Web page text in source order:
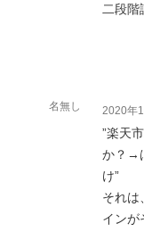
二段階
名無し 2020年
”楽天
か？→
け”
それは
インが